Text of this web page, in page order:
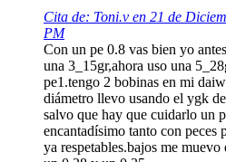
Cita de: Toni.v en 21 de
PM
Con un pe 0.8 vas bien yo
una 3_15gr,ahora uso una
pe1.tengo 2 bobinas en mi
diámetro llevo usando el ygk
salvo que hay que cuidarlo un
encantadísimo tanto con peces
ya respetables.bajos me